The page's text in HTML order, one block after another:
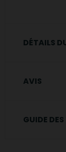
DÉTAILS
AVIS
GUIDE